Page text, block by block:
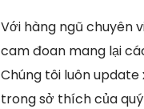
Với hàng ngũ chuyên
cam đoan mang lại
Chúng tôi luôn
trong sở thích của